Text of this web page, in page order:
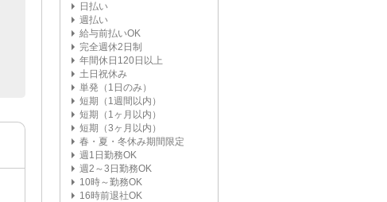
日払い
週払い
給与前払いOK
完全週休2日制
年間休日120日以上
土日祝休み
単発（1日のみ）
短期（1週間以内）
短期（1ヶ月以内）
短期（3ヶ月以内）
春・夏・冬休み期間限定
週1日勤務OK
週2～3日勤務OK
10時～勤務OK
16時前退社OK